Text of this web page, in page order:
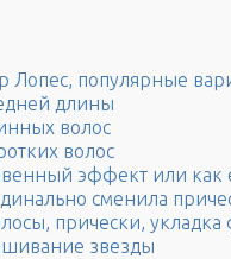
популярные
длины
волос
волос
эффект или как
сменила
прически, укладка
звезды